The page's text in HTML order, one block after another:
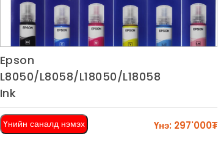
Epson
L8050/L8058/L18050/L18058
Ink
Үнийн саналд нэмэх Үнэ: 297'000₮